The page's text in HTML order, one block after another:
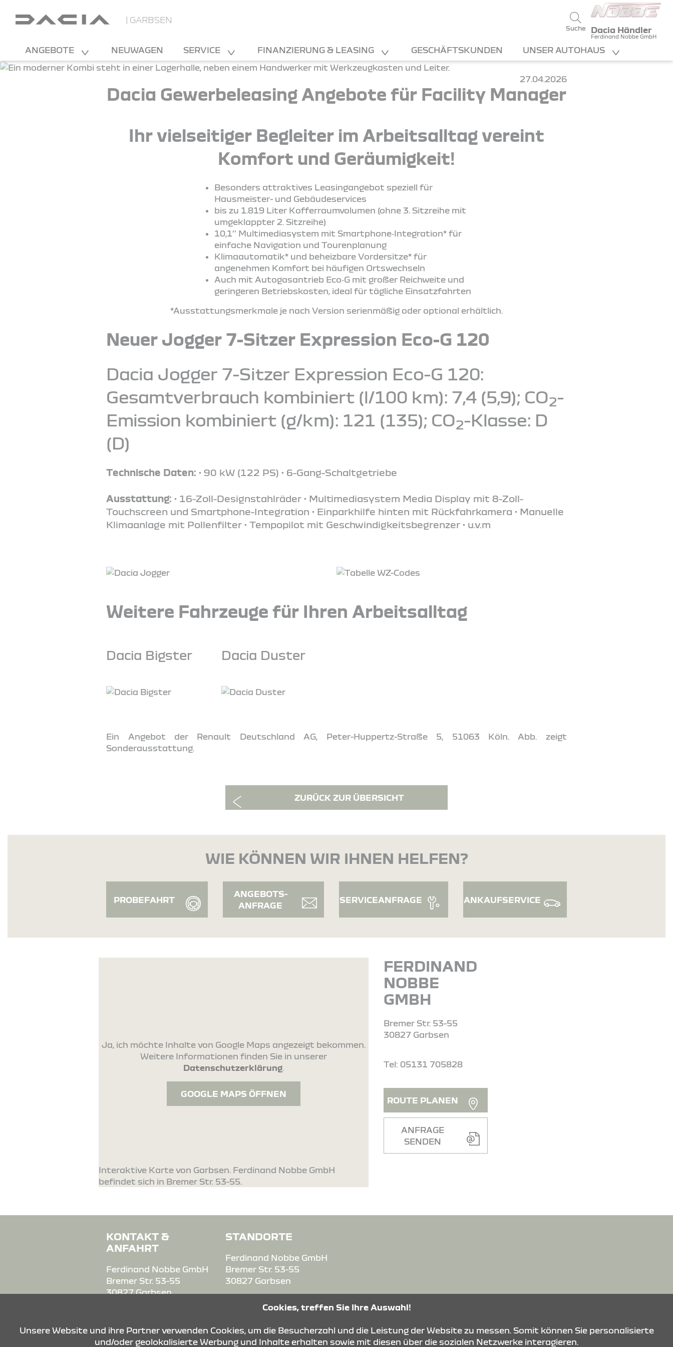
| GARBSEN
Suche Dacia Händler
Ferdinand Nobbe GmbH
ANGEBOTE NEUWAGEN SERVICE FINANZIERUNG & LEASING GESCHÄFTSKUNDEN UNSER AUTOHAUS
27.04.2026
Dacia Gewerbeleasing Angebote für Facility Manager
Ihr vielseitiger Begleiter im Arbeitsalltag vereint
Komfort und Geräumigkeit!
Besonders attraktives Leasingangebot speziell für
Hausmeister- und Gebäudeservices
bis zu 1.819 Liter Kofferraumvolumen (ohne 3. Sitzreihe mit
umgeklappter 2. Sitzreihe)
10,1’’ Multimediasystem mit Smartphone‑Integration* für
einfache Navigation und Tourenplanung
Klimaautomatik* und beheizbare Vordersitze* für
angenehmen Komfort bei häufigen Ortswechseln
Auch mit Autogasantrieb Eco‑G mit großer Reichweite und
geringeren Betriebskosten, ideal für tägliche Einsatzfahrten
*Ausstattungsmerkmale je nach Version serienmäßig oder optional erhältlich.
Neuer Jogger 7-Sitzer Expression Eco-G 120
Dacia Jogger 7-Sitzer Expression Eco-G 120:
Gesamtverbrauch kombiniert (l/100 km): 7,4 (5,9); CO2-
Emission kombiniert (g/km): 121 (135); CO2-Klasse: D
(D)
Technische Daten: • 90 kW (122 PS) • 6-Gang-Schaltgetriebe
Ausstattung: • 16-Zoll-Designstahlräder • Multimediasystem Media Display mit 8-Zoll-
Touchscreen und Smartphone-Integration • Einparkhilfe hinten mit Rückfahrkamera • Manuelle
Klimaanlage mit Pollenfilter • Tempopilot mit Geschwindigkeitsbegrenzer • u.v.m
Weitere Fahrzeuge für Ihren Arbeitsalltag
Dacia Bigster Dacia Duster
Ein Angebot der Renault Deutschland AG, Peter-Huppertz-Straße 5, 51063 Köln. Abb. zeigt
Sonderausstattung.
ZURÜCK ZUR ÜBERSICHT
WIE KÖNNEN WIR IHNEN HELFEN?
PROBEFAHRT
ANGEBOTS-
ANFRAGE
SERVICEANFRAGE ANKAUFSERVICE
Ja, ich möchte Inhalte von Google Maps angezeigt bekommen.
Weitere Informationen finden Sie in unserer
Datenschutzerklärung.
GOOGLE MAPS ÖFFNEN
Interaktive Karte von Garbsen. Ferdinand Nobbe GmbH
befindet sich in Bremer Str. 53-55.
FERDINAND
NOBBE
GMBH
Bremer Str. 53-55
30827 Garbsen
Tel: 05131 705828
ROUTE PLANEN
ANFRAGE
SENDEN
KONTAKT &
ANFAHRT
Ferdinand Nobbe GmbH
Bremer Str. 53-55
30827 Garbsen
E-Mail:info-
STANDORTE
Ferdinand Nobbe GmbH
Bremer Str. 53-55
30827 Garbsen
Cookies, treffen Sie Ihre Auswahl!
Unsere Website und ihre Partner verwenden Cookies, um die Besucherzahl und die Leistung der Website zu messen. Somit können Sie personalisierte
und/oder geolokalisierte Werbung und Inhalte erhalten sowie mit diesen über die sozialen Netzwerke interagieren.